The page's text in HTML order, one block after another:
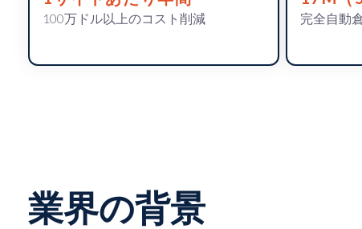
100万ドル以上のコスト削減 完全自動
業界の背景